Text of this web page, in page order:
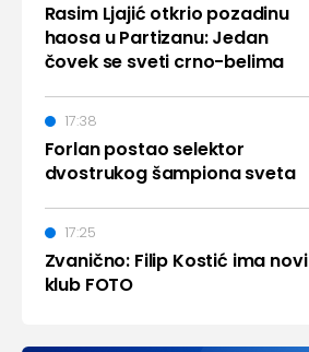
Rasim Ljajić otkrio pozadinu
haosa u Partizanu: Jedan
čovek se sveti crno-belima
Forlan postao selektor
dvostrukog šampiona sveta
17:38
Zvanično: Filip Kostić ima novi
klub FOTO
17:25